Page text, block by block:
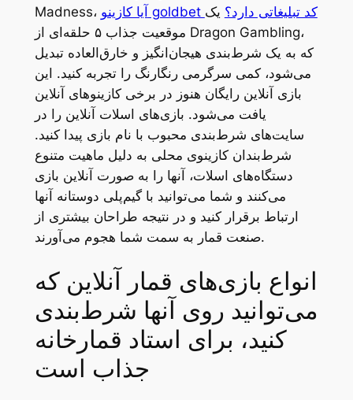
Madness،
آیا کازینو goldbet کد تبلیغاتی دارد؟ یک
موقعیت جذاب ۵ حلقه‌ای از Dragon Gambling،
که به یک شرط‌بندی هیجان‌انگیز و خارق‌العاده تبدیل
می‌شود، کمی سرگرمی رنگارنگ را تجربه کنید. این
بازی آنلاین رایگان هنوز در برخی کازینوهای آنلاین
یافت می‌شود. بازی‌های اسلات آنلاین را در
سایت‌های شرط‌بندی محبوب با نام بازی پیدا کنید.
شرط‌بندان کازینوی محلی به دلیل ماهیت متنوع
دستگاه‌های اسلات، آنها را به صورت آنلاین بازی
می‌کنند و شما می‌توانید با گیم‌پلی دوستانه آنها
ارتباط برقرار کنید و در نتیجه طراحان بیشتری از
صنعت قمار به سمت شما هجوم می‌آورند.
انواع بازی‌های قمار آنلاین که
می‌توانید روی آنها شرط‌بندی
کنید، برای استاد قمارخانه
جذاب است